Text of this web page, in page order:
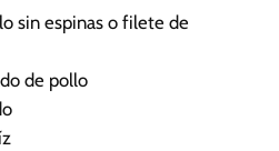
sin espinas o filete de
de pollo